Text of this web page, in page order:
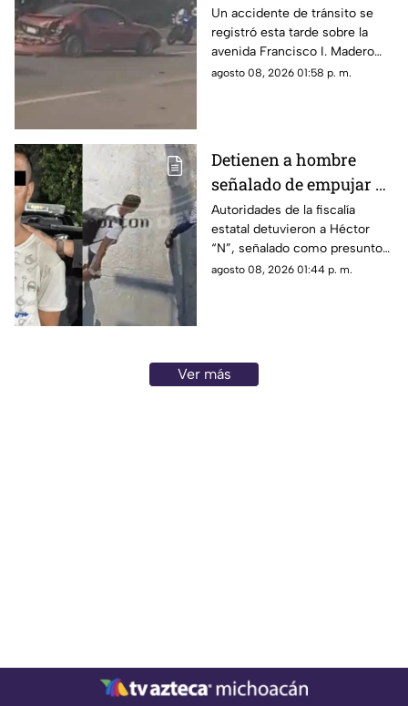
daños materiales en
Morelia
Un accidente de tránsito se
registró esta tarde sobre la
avenida Francisco I. Madero
Oriente, en Morelia, a la altura
agosto 08, 2026 01:58 p. m.
Detienen a hombre
señalado de empujar a
adulto mayor que
murió arrollado por
tráiler
Autoridades de la fiscalía
estatal detuvieron a Héctor
“N”, señalado como presunto
responsable de empujar a un
agosto 08, 2026 01:44 p. m.
Ver más